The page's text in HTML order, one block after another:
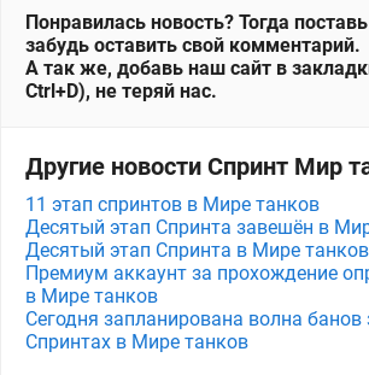
Понравилась новость? Тогда
забудь оставить свой комментарий.
А так же, добавь наш сайт в
Ctrl+D), не теряй нас.
Другие новости Спринт Мир
11 этап спринтов в Мире танков
Десятый этап Спринта завешён в
Десятый этап Спринта в Мире танков
Премиум аккаунт за прохождение
в Мире танков
Сегодня запланирована волна
Спринтах в Мире танков